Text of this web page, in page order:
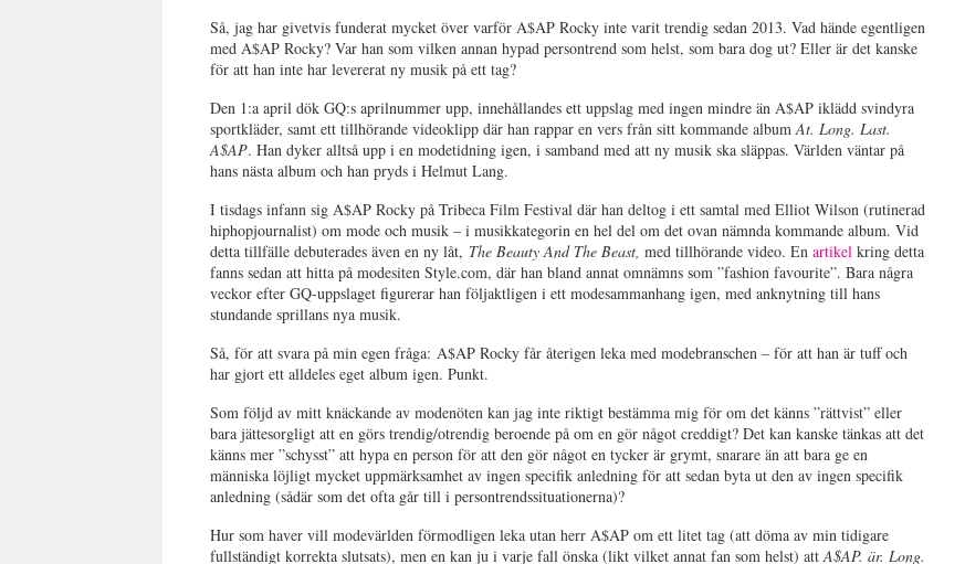
Så, jag har givetvis funderat mycket över varför A$AP Rocky inte varit trendig sedan 2013. Vad hände egentligen
med A$AP Rocky? Var han som vilken annan hypad persontrend som helst, som bara dog ut? Eller är det kanske
för att han inte har levererat ny musik på ett tag?
Den 1:a april dök GQ:s aprilnummer upp, innehållandes ett uppslag med ingen mindre än A$AP iklädd svindyra
sportkläder, samt ett tillhörande videoklipp där han rappar en vers från sitt kommande albumAt. Long. Last.
A$AP. Han dyker alltså upp i en modetidning igen, i samband med att ny musik ska släppas. Världen väntar på
hans nästa album och han pryds i Helmut Lang.
I tisdags infann sig A$AP Rocky på Tribeca Film Festival där han deltog i ett samtal med Elliot Wilson (rutinerad
hiphopjournalist) om mode och musik – i musikkategorin en hel del om det ovan nämnda kommande album. Vid
detta tillfälle debuterades även en ny låt, The Beauty And The Beast, med tillhörande video. Enartikel kring detta
fanns sedan att hitta på modesiten Style.com, där han bland annat omnämns som ”fashion favourite”. Bara några
veckor efter GQ-uppslaget figurerar han följaktligen i ett modesammanhang igen, med anknytning till hans
stundande sprillans nya musik.
Så, för att svara på min egen fråga: A$AP Rocky får återigen leka med modebranschen – för att han är tuff och
har gjort ett alldeles eget album igen. Punkt.
Som följd av mitt knäckande av modenöten kan jag inte riktigt bestämma mig för om det känns ”rättvist” eller
bara jättesorgligt att en görs trendig/otrendig beroende på om en gör något creddigt? Det kan kanske tänkas att det
känns mer ”schysst” att hypa en person för att den gör något en tycker är grymt, snarare än att bara ge en
människa löjligt mycket uppmärksamhet av ingen specifik anledning för att sedan byta ut den av ingen specifik
anledning (sådär som det ofta går till i persontrendssituationerna)?
Hur som haver vill modevärlden förmodligen leka utan herr A$AP om ett litet tag (att döma av min tidigare
fullständigt korrekta slutsats), men en kan ju i varje fall önska (likt vilket annat fan som helst) attA$AP. är. Long.